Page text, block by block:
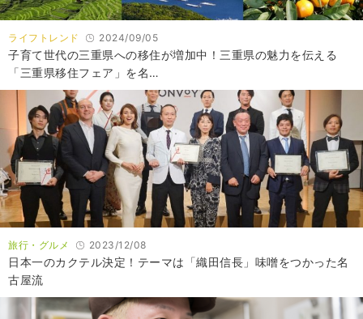
ライフトレンド 2024/09/05
子育て世代の三重県への移住が増加中！三重県の魅力を伝える
「三重県移住フェア」を名…
旅行・グルメ 2023/12/08
日本一のカクテル決定！テーマは「織田信長」味噌をつかった名
古屋流